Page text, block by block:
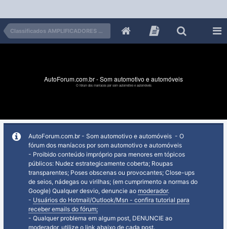
Classificados AMPLIFICADORES e módulos
AutoForum.com.br - Som automotivo e automóveis
O fórum dos maníacos por som automotivo e automóveis
AutoForum.com.br - Som automotivo e automóveis - O
fórum dos maníacos por som automotivo e automóveis
- Proibido conteúdo impróprio para menores em tópicos
públicos: Nudez estrategicamente coberta; Roupas
transparentes; Poses obscenas ou provocantes; Close-ups
de seios, nádegas ou virilhas; (em cumprimento a normas do
Google) Qualquer desvio, denuncie ao moderador.
- Usuários do Hotmail/Outlook/Msn - confira tutorial para
receber emails do fórum;
- Qualquer problema em algum post, DENUNCIE ao
moderador, utilize o link abaixo de cada post.